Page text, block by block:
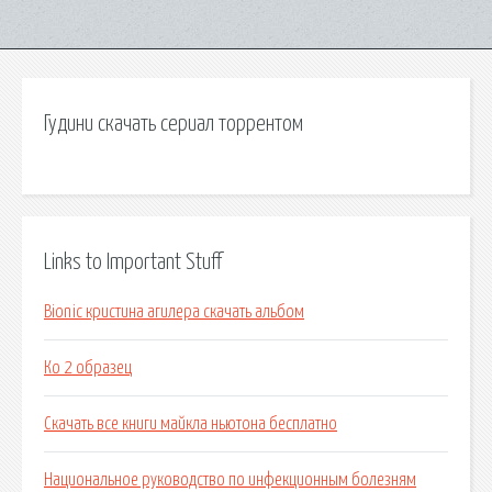
Гудини скачать сериал торрентом
Links to Important Stuff
Bionic кристина агилера скачать альбом
Ко 2 образец
Скачать все книги майкла ньютона бесплатно
Национальное руководство по инфекционным болезням